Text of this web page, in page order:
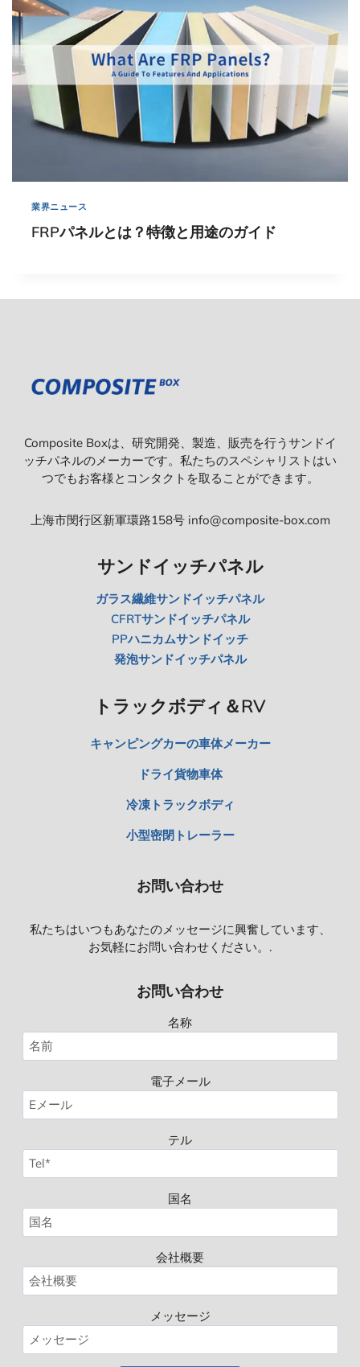
業界ニュース
FRPパネルとは？特徴と用途のガイド
Composite Boxは、研究開発、製造、販売を行うサンドイ
ッチパネルのメーカーです。私たちのスペシャリストはい
つでもお客様とコンタクトを取ることができます。
上海市閔行区新軍環路158号 info@composite-box.com
サンドイッチパネル
ガラス繊維サンドイッチパネル
CFRTサンドイッチパネル
PPハニカムサンドイッチ
発泡サンドイッチパネル
トラックボディ＆RV
キャンピングカーの車体メーカー
ドライ貨物車体
冷凍トラックボディ
小型密閉トレーラー
お問い合わせ
私たちはいつもあなたのメッセージに興奮しています、
お気軽にお問い合わせください。.
お問い合わせ
名称
電子メール
テル
国名
会社概要
メッセージ
Spanish